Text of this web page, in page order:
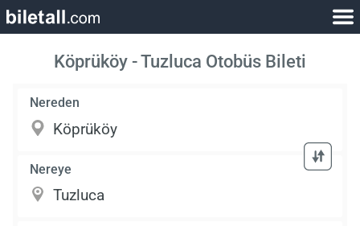
Köprüköy - Tuzluca Otobüs Bileti
Nereden
Nereye